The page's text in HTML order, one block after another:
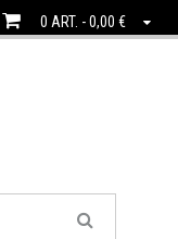
0 ART. - 0,00 €